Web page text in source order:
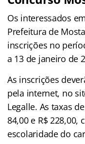
Os interessados
Prefeitura de
inscrições no
a 13 de janeiro de
As inscrições
pela internet, no
Legalle. As taxas
84,00 e R$
escolaridade do